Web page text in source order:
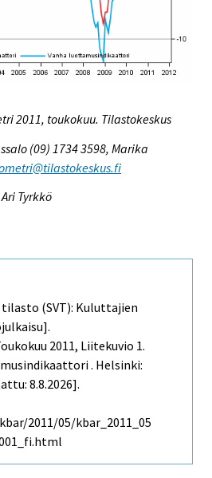
2011, toukokuu. Tilastokeskus
(09) 1734 3598, Marika
Tyrkkö
(SVT): Kuluttajien
2011, Liitekuvio 1.
. Helsinki:
8.8.2026].
2011/05/kbar_2011_05